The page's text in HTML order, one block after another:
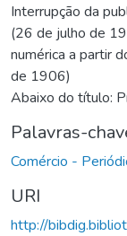
Interrupção da
(26 de julho de
numérica a partir
de 1906)
Abaixo do título:
Palavras-
Comércio -
URI
http://